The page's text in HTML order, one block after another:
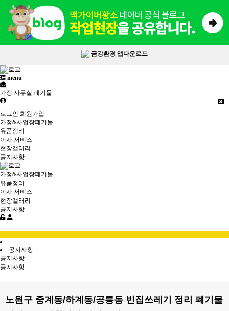
금강환경 앱다운로드
menu
가정 사무실 폐기물
로그인 회원가입
가정&사업장폐기물
유품정리
이사 서비스
현장갤러리
공지사항
가정&사업장폐기물
유품정리
이사 서비스
현장갤러리
공지사항
공지사항
공지사항
공지사항
노원구 중계동/하계동/공릉동 빈집쓰레기 정리 폐기물